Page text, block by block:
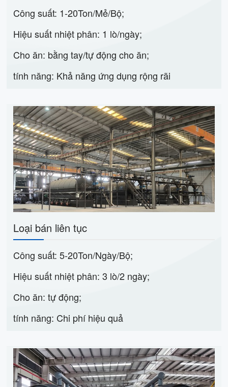
Công suất: 1-20Ton/Mẻ/Bộ;
Hiệu suất nhiệt phân: 1 lò/ngày;
Cho ăn: bằng tay/tự động cho ăn;
tính năng: Khả năng ứng dụng rộng rãi
Loại bán liên tục
Công suất: 5-20Ton/Ngày/Bộ;
Hiệu suất nhiệt phân: 3 lò/2 ngày;
Cho ăn: tự động;
tính năng: Chi phí hiệu quả